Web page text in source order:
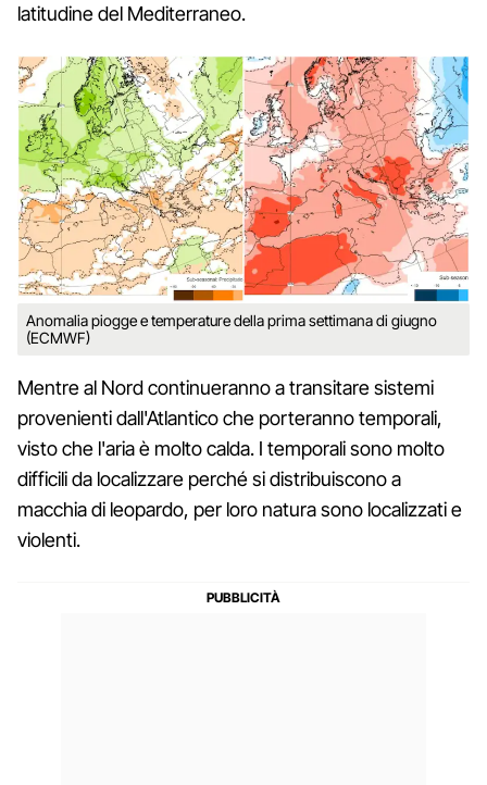
latitudine del Mediterraneo.
Anomalia piogge e temperature della prima settimana di giugno
(ECMWF)
Mentre al Nord continueranno a transitare sistemi
provenienti dall'Atlantico che porteranno temporali,
visto che l'aria è molto calda. I temporali sono molto
difficili da localizzare perché si distribuiscono a
macchia di leopardo, per loro natura sono localizzati e
violenti.